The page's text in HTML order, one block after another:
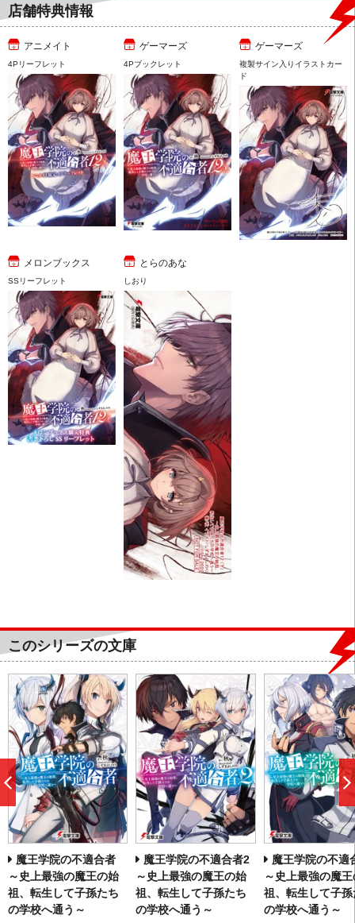
店舗特典情報
アニメイト
4Pリーフレット
ゲーマーズ
4Pブックレット
ゲーマーズ
複製サイン入りイラストカー
ド
メロンブックス
SSリーフレット
とらのあな
しおり
このシリーズの文庫
魔王学院の不適合者
～史上最強の魔王の始
祖、転生して子孫たち
の学校へ通う～
魔王学院の不適合者2
～史上最強の魔王の始
祖、転生して子孫たち
の学校へ通う～
魔王学院の不適
～史上最強の魔
祖、転生して子孫
の学校へ通う～
前
へ